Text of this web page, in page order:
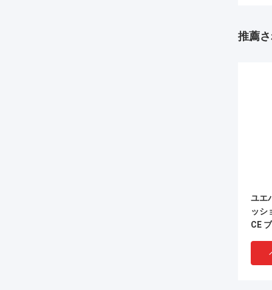
推薦
ユエ
ッシ
CE